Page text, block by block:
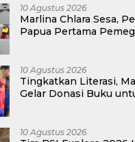
10 Agustus 2026
Marlina Chlara Sesa,
Papua Pertama
10 Agustus 2026
Tingkatkan Literasi,
Gelar Donasi Buku
10 Agustus 2026